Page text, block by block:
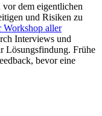
vor dem eigentlichen
und Risiken zu
Workshop aller
Interviews und
Lösungsfindung. Frühe
bevor eine